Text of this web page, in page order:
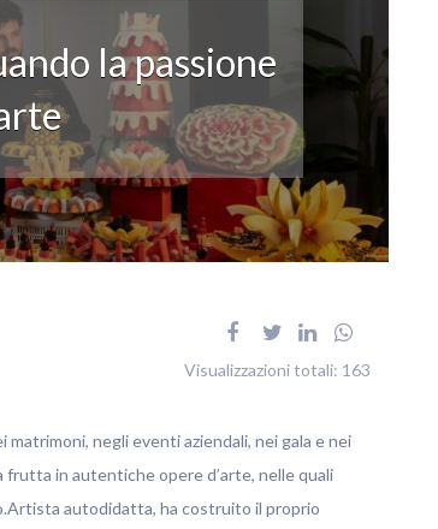
la passione
Visualizzazioni totali: 163
negli eventi aziendali, nei gala e nei
frutta in autentiche opere d’arte, nelle quali
autodidatta, ha costruito il proprio